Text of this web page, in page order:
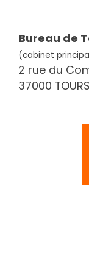
Bureau de
(cabinet
2 rue du
37000 TOURS